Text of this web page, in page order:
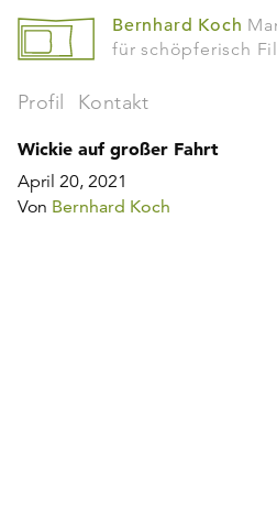
Bernhard Koch
für schöpferisch
Profil Kontakt
Wickie auf großer Fahrt
April 20, 2021
Von Bernhard Koch